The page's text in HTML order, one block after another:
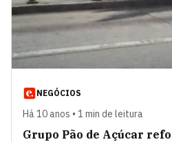
NEGÓCIOS
Há 10 anos • 1 min de leitura
Grupo Pão de Açúcar